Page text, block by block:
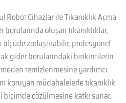
Robot Cihazlar ile Tıkanıklık Açma
oluşan tıkanıklıklar,
zorlaştırabilir, profesyonel
gider borularındaki birikintilerin
temizlenmesine yardımcı
koruyan müdahalelerle tıkanıklık
çözülmesine katkı sunar.